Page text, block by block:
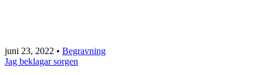
juni 23, 2022 • Begravning
Jag beklagar sorgen